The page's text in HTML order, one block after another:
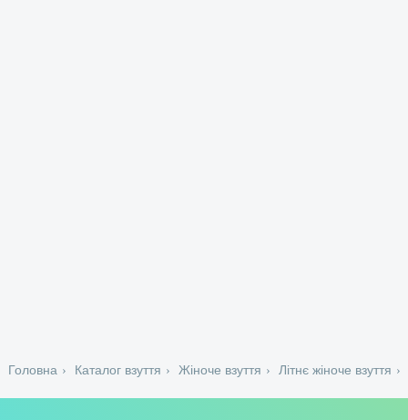
Головна Каталог взуття Жіноче взуття Літнє жіноче взуття